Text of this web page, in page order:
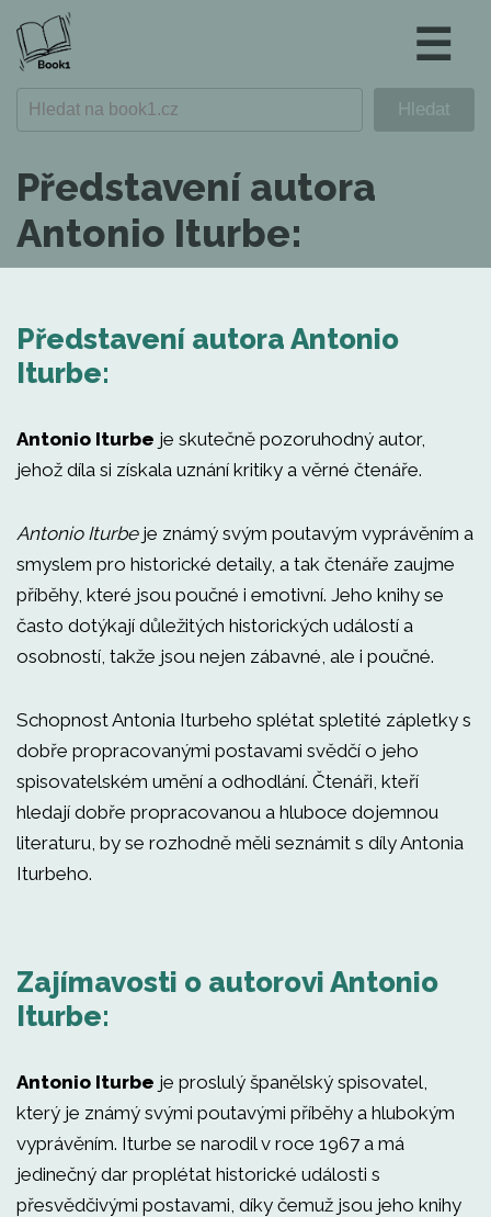
☰
Představení autora
Antonio Iturbe:
Představení autora Antonio
Iturbe:
Antonio Iturbe je skutečně pozoruhodný autor,
jehož díla si získala uznání kritiky a věrné čtenáře.
Antonio Iturbeje známý svým poutavým vyprávěním a
smyslem pro historické detaily, a tak čtenáře zaujme
příběhy, které jsou poučné i emotivní. Jeho knihy se
často dotýkají důležitých historických událostí a
osobností, takže jsou nejen zábavné, ale i poučné.
Schopnost Antonia Iturbeho splétat spletité zápletky s
dobře propracovanými postavami svědčí o jeho
spisovatelském umění a odhodlání. Čtenáři, kteří
hledají dobře propracovanou a hluboce dojemnou
literaturu, by se rozhodně měli seznámit s díly Antonia
Iturbeho.
Zajímavosti o autorovi Antonio
Iturbe:
Antonio Iturbe je proslulý španělský spisovatel,
který je známý svými poutavými příběhy a hlubokým
vyprávěním. Iturbe se narodil v roce 1967 a má
jedinečný dar proplétat historické události s
přesvědčivými postavami, díky čemuž jsou jeho knihy